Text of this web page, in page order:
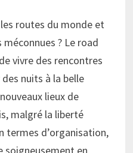
routes du monde et
? Le road
vivre des rencontres
nuits à la belle
lieux de
malgré la liberté
termes d’organisation,
soigneusement en